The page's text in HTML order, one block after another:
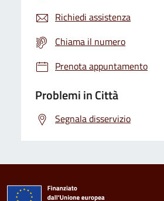
Richiedi assistenza
Chiama il numero
Prenota appuntamento
Problemi in Città
Segnala disservizio